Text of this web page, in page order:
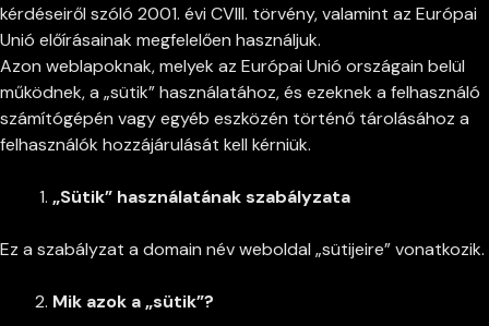
kérdéseiről szóló 2001. évi CVIII. törvény, valamint az Európai
Unió előírásainak megfelelően használjuk.
Azon weblapoknak, melyek az Európai Unió országain belül
működnek, a „sütik” használatához, és ezeknek a felhasználó
számítógépén vagy egyéb eszközén történő tárolásához a
felhasználók hozzájárulását kell kérniük.
„Sütik” használatának szabályzata
Ez a szabályzat a domain név weboldal „sütijeire” vonatkozik.
Mik azok a „sütik”?